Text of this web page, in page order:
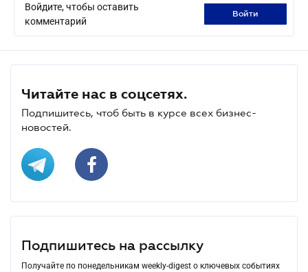
Войдите, чтобы оставить
комментарий
войти
Читайте нас в соцсетях.
Подпишитесь, чтоб быть в курсе всех бизнес-
новостей.
Подпишитесь на рассылку
Получайте по понедельникам weekly-digest о ключевых событиях